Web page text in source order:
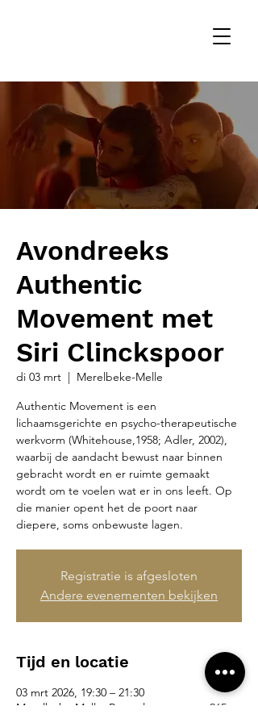
Avondreeks
Authentic
Movement met
Siri Clinckspoor
di 03 mrt
  |
Merelbeke-Melle
Authentic Movement is een
lichaamsgerichte en psycho-therapeutische
werkvorm (Whitehouse,1958; Adler, 2002),
waarbij de aandacht bewust naar binnen
gebracht wordt en er ruimte gemaakt
wordt om te voelen wat er in ons leeft. Op
die manier opent het de poort naar
diepere, soms onbewuste lagen.
Registratie is afgesloten
Andere evenementen bekijken
Tijd en locatie
03 mrt 2026, 19:30 – 21:30
Merelbeke-Melle, Brusselsesteenweg 265,